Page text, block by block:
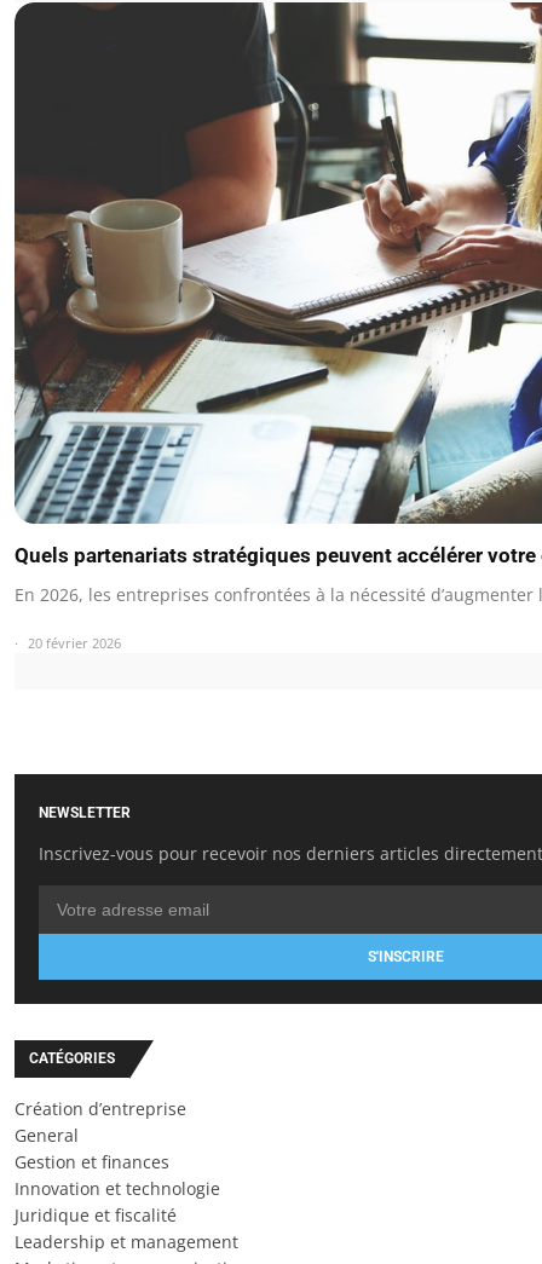
Quels partenariats stratégiques peuvent accélérer
En 2026, les entreprises confrontées à la nécessité
20 février 2026
NEWSLETTER
Inscrivez-vous pour recevoir nos derniers articles
S'INSCRIRE
CATÉGORIES
Création d’entreprise
General
Gestion et finances
Innovation et technologie
Juridique et fiscalité
Leadership et management